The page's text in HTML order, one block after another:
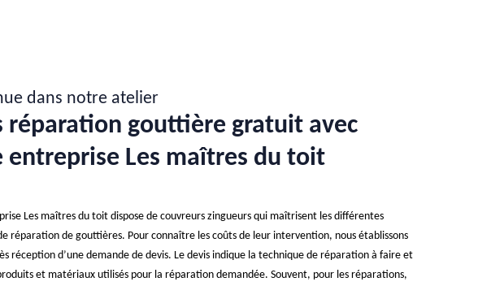
dans notre atelier
réparation gouttière gratuit avec
entreprise Les maîtres du toit
Les maîtres du toit dispose de couvreurs zingueurs qui maîtrisent les différentes
réparation de gouttières. Pour connaître les coûts de leur intervention, nous établissons
réception d’une demande de devis. Le devis indique la technique de réparation à faire et
et matériaux utilisés pour la réparation demandée. Souvent, pour les réparations,